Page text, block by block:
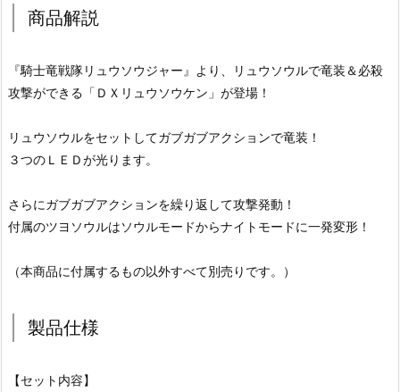
商品解説
『騎士竜戦隊リュウソウジャー』より、リュウソウルで竜装＆必殺
攻撃ができる「ＤＸリュウソウケン」が登場！
リュウソウルをセットしてガブガブアクションで竜装！
３つのＬＥＤが光ります。
さらにガブガブアクションを繰り返して攻撃発動！
付属のツヨソウルはソウルモードからナイトモードに一発変形！
（本商品に付属するもの以外すべて別売りです。）
製品仕様
【セット内容】